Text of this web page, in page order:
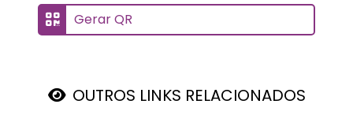
Gerar QR
OUTROS LINKS RELACIONADOS